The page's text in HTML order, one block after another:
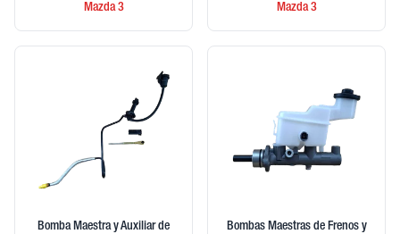
Mazda3
Mazda3
Bomba Maestra y Auxiliar de
Bombas Maestras de Frenos y